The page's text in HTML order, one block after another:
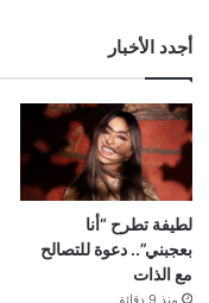
أجدد الأخبار
لطيفة تطرح “أنا
بعجبني”.. دعوة للتصالح
مع الذات
منذ 9 دقائق